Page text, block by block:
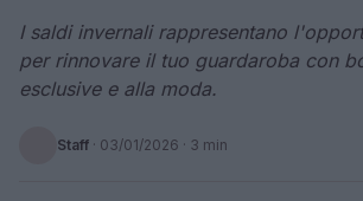
I saldi invernali rappresentano
per rinnovare il tuo guardaroba con
esclusive e alla moda.
Staff · 03/01/2026 · 3 min